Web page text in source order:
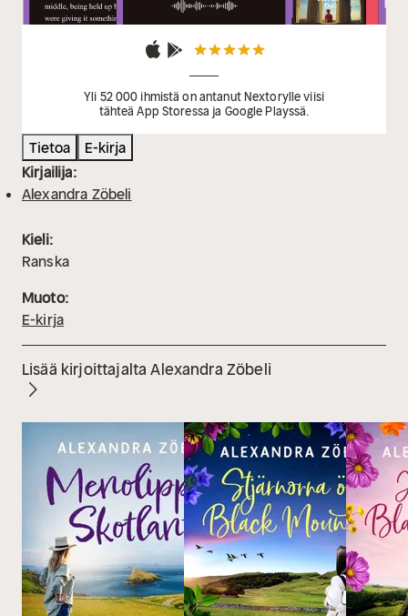
Yli 52 000 ihmistä on antanut Nextorylle viisi
tähteä App Storessa ja Google Playssä.
Tietoa
E-kirja
Kirjailija:
Alexandra Zöbeli
Kieli:
Ranska
Muoto:
E-kirja
Lisää kirjoittajalta Alexandra Zöbeli